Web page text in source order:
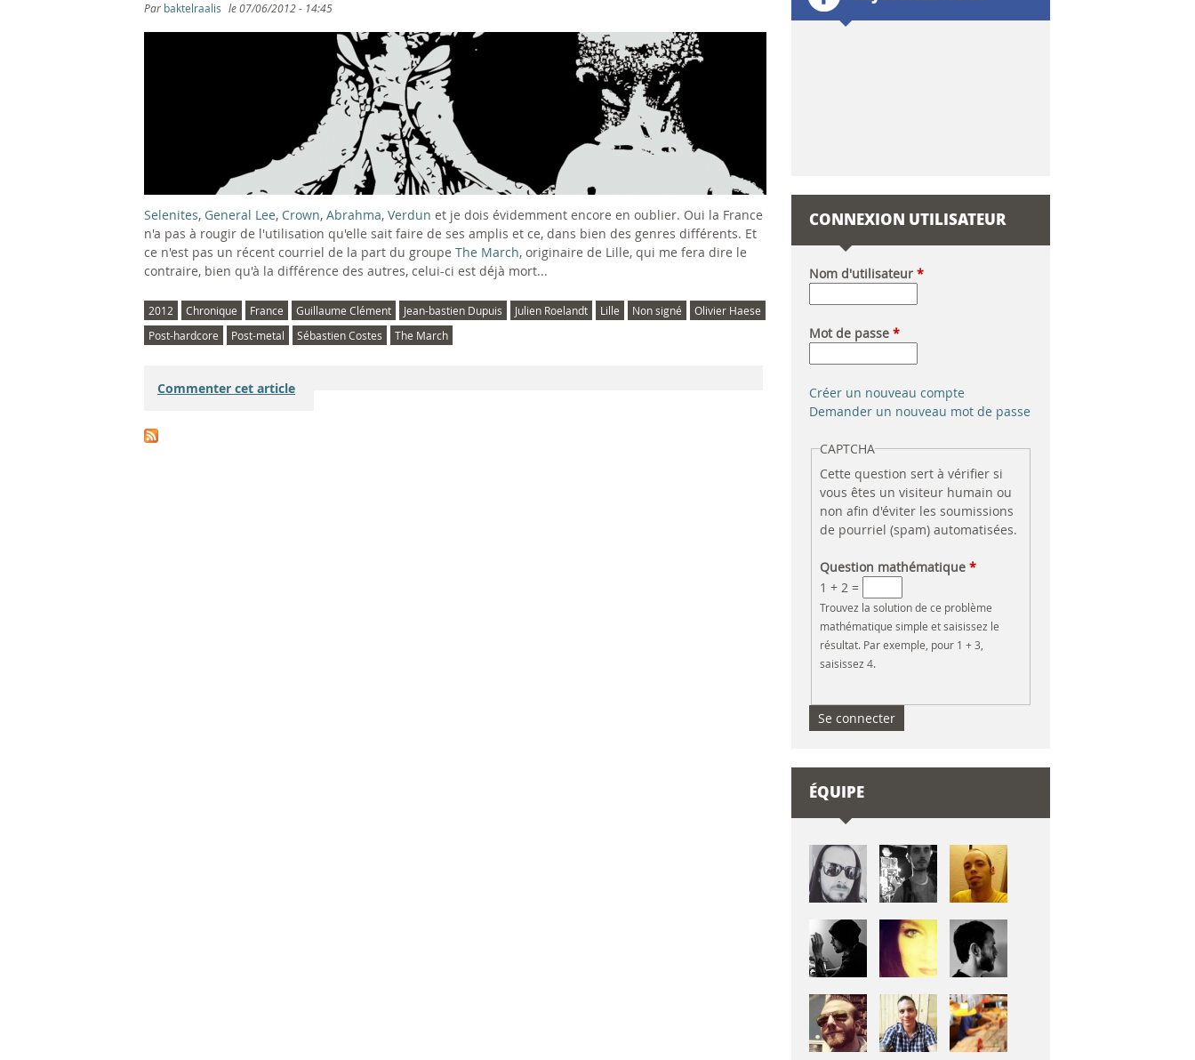
l
d
e
r
e
c
h
e
r
c
h
e
ê
i
c
i
Par baktelraalis le07/06/2012 - 14:45
Selenites, General Lee, Crown, Abrahma, Verdun et je dois évidemment encore en oublier. Oui la France
n'a pas à rougir de l'utilisation qu'elle sait faire de ses amplis et ce, dans bien des genres différents. Et
ce n'est pas un récent courriel de la part du groupe The March, originaire de Lille, qui me fera dire le
contraire, bien qu'à la différence des autres, celui-ci est déjà mort...
2012 Chronique France Guillaume Clément Jean-bastien Dupuis Julien Roelandt Lille Non signé
Olivier Haese
Post-hardcore
Post-metal Sébastien Costes The March
Commenter cet article
CONNEXION UTILISATEUR
Nom d'utilisateur*
Mot de passe*
Créer un nouveau compte
Demander un nouveau mot de passe
CAPTCHA
Cette question sert à vérifier si
vous êtes un visiteur humain ou
non afin d'éviter les soumissions
de pourriel (spam) automatisées.
Question mathématique*
1 + 2 =
Trouvez la solution de ce problème
mathématique simple et saisissez le
résultat. Par exemple, pour 1 + 3,
saisissez 4.
ÉQUIPE